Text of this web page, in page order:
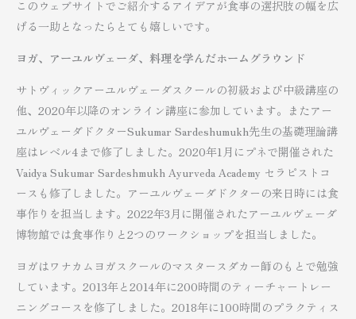
このウェブサイトでご紹介するアイデアが食事の選択肢の幅を広
げる一助となったらとても嬉しいです。
ヨガ、アーユルヴェーダ、料理を学んだホームグラウンド
サトヴィックアーユルヴェーダスクールの初級および中級講座の
他、2020年以降のオンライン講座に参加しています。またアー
ユルヴェーダドクターSukumar Sardeshumukh先生の基礎理論講
座はレベル4まで修了しました。2020年1月にプネで開催された
Vaidya Sukumar Sardeshmukh Ayurveda Academy セラピストコ
ースも修了しました。アーユルヴェーダドクターの来日時には食
事作りを担当します。2022年3月に開催されたアーユルヴェーダ
博物館では食事作りと2つのワークショップを担当しました。
ヨガはワナカムヨガスクールのマスタースダカー師のもとで勉強
しています。2013年と2014年に200時間のティーチャートレー
ニングコースを修了しました。2018年に100時間のプラクティス